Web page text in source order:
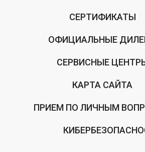
СЕРТИФИКАТЫ
ОФИЦИАЛЬНЫЕ
СЕРВИСНЫЕ
КАРТА САЙТА
ПРИЕМ ПО ЛИЧНЫМ